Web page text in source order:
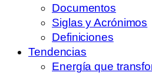
Documentos
Siglas y Acrónimos
Definiciones
Tendencias
Energía que